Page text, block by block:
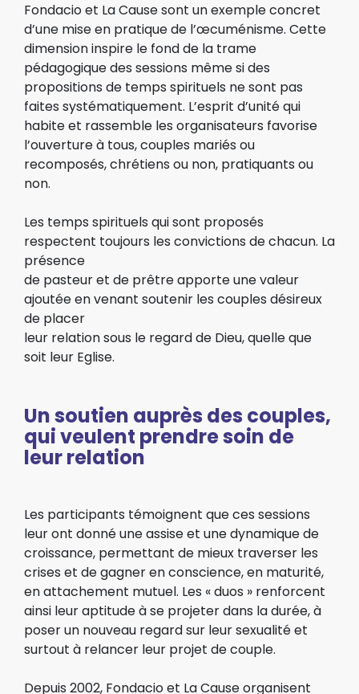
Fondacio et La Cause sont un exemple concret
d’une mise en pratique de l’œcuménisme. Cette
dimension inspire le fond de la trame
pédagogique des sessions même si des
propositions de temps spirituels ne sont pas
faites systématiquement. L’esprit d’unité qui
habite et rassemble les organisateurs favorise
l’ouverture à tous, couples mariés ou
recomposés, chrétiens ou non, pratiquants ou
non.
Les temps spirituels qui sont proposés
respectent toujours les convictions de chacun. La
présence
de pasteur et de prêtre apporte une valeur
ajoutée en venant soutenir les couples désireux
de placer
leur relation sous le regard de Dieu, quelle que
soit leur Eglise.
Un soutien auprès des couples,
qui veulent prendre soin de
leur relation
Les participants témoignent que ces sessions
leur ont donné une assise et une dynamique de
croissance, permettant de mieux traverser les
crises et de gagner en conscience, en maturité,
en attachement mutuel. Les « duos » renforcent
ainsi leur aptitude à se projeter dans la durée, à
poser un nouveau regard sur leur sexualité et
surtout à relancer leur projet de couple.
Depuis 2002, Fondacio et La Cause organisent